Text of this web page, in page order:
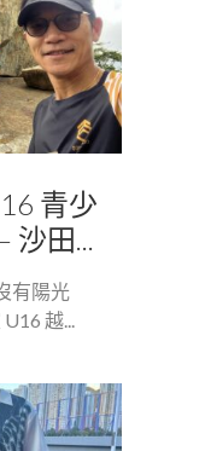
青少
沙田...
有陽光
越...